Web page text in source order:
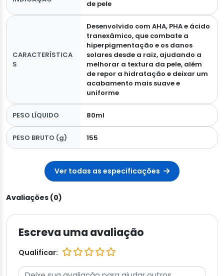
de pele
CARACTERÍSTICA
S
Desenvolvido com AHA, PHA e ácido
tranexâmico, que combate a
hiperpigmentação e os danos
solares desde a raiz, ajudando a
melhorar a textura da pele, além
de repor a hidratação e deixar um
acabamento mais suave e
uniforme
PESO LÍQUIDO 80ml
PESO BRUTO (g) 155
Ver todas as especificações
Avaliações (0)
Escreva uma avaliação
Qualificar: